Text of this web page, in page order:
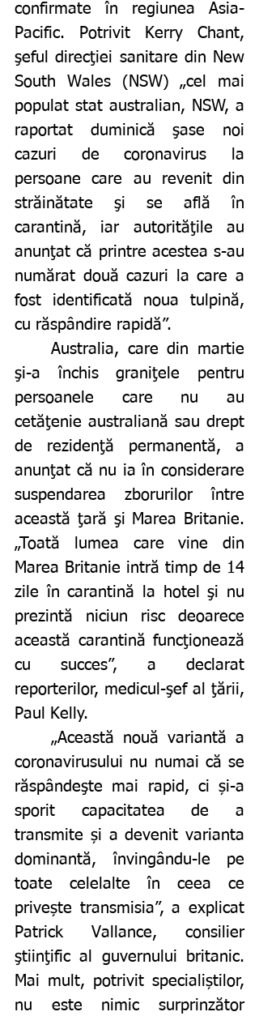
confirmate în regiunea Asia-
Pacific. Potrivit Kerry Chant,
şeful direcţiei sanitare din New
South Wales (NSW) „cel mai
populat stat australian, NSW, a
raportat duminică şase noi
cazuri de coronavirus la
persoane care au revenit din
străinătate şi se află în
carantină, iar autorităţile au
anunţat că printre acestea s-au
numărat două cazuri la care a
fost identificată noua tulpină,
cu răspândire rapidă”.
şi-a închis graniţele pentru
persoanele care nu au
cetăţenie australiană sau drept
de rezidenţă permanentă, a
anunţat că nu ia în considerare
suspendarea zborurilor între
această ţară şi Marea Britanie.
„Toată lumea care vine din
Marea Britanie intră timp de 14
zile în carantină la hotel şi nu
prezintă niciun risc deoarece
această carantină funcţionează
cu succes”, a declarat
reporterilor, medicul-şef al ţării,
Paul Kelly.
coronavirusului nu numai că se
răspândeşte mai rapid, ci și-a
sporit capacitatea de a
transmite și a devenit varianta
dominantă, învingându-le pe
toate celelalte în ceea ce
privește transmisia”, a explicat
Patrick Vallance, consilier
ştiinţific al guvernului britanic.
Mai mult, potrivit specialiștilor,
nu este nimic surprinzător